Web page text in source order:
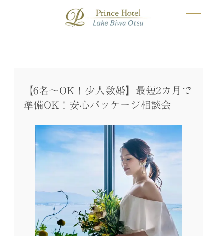
【6名～OK！少人数婚】最短2カ月で
準備OK！安心パッケージ相談会